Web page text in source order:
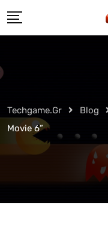
to
Techgame.gr Blog
Movie 6”